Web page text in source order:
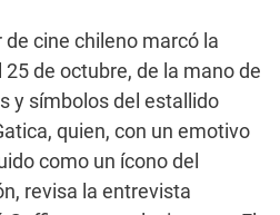
cine chileno marcó la
de octubre, de la mano de
y símbolos del estallido
quien, con un emotivo
como un ícono del
revisa la entrevista